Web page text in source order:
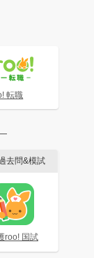
転職
去問&模試
roo! 国試